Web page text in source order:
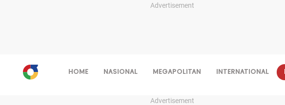
Advertisement
HOME NASIONAL MEGAPOLITAN INTERNATIONAL
Advertisement